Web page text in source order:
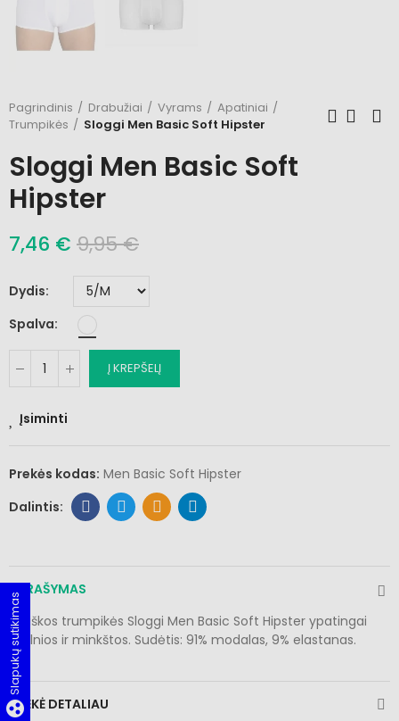
Pagrindinis Drabužiai Vyrams
Apatiniai
Trumpikės
Sloggi Men Basic Soft Hipster
Sloggi Men Basic Soft
Hipster
7,46 € 9,95 €
Dydis
Spalva
Į KREPŠELĮ
Įsiminti
Prekės kodas: Men Basic Soft Hipster
APRAŠYMAS
Vyriškos trumpikės Sloggi Men Basic Soft Hipster ypatingai
švelnios ir minkštos. Sudėtis: 91% modalas, 9% elastanas.
PREKĖ DETALIAU
group_work
Slapukų sutikimas